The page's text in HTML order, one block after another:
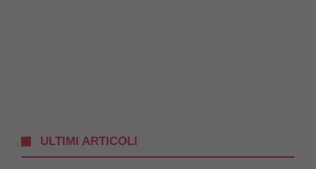
ULTIMI ARTICOLI